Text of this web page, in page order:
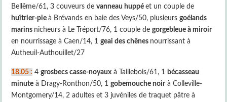
Bellême/61, 3 couveurs devanneau huppéet un couple de
huîtrier-pieà Brévands en baie des Veys/50, plusieursgoélands
marins nicheurs à Le Tréport/76, 1 couple degorgebleue à miroir
en nourrissage à Caen/14, 1geai des chênes nourrissant à
Autheuil-Authouillet/27
18.05 : 4grosbecs casse-noyaux à Taillebois/61, 1
bécasseau
minute à Dragy-Ronthon/50, 1gobemouche noirà Colleville-
Montgomery/14, 2 adultes et 3 juvéniles de traquet pâtre à